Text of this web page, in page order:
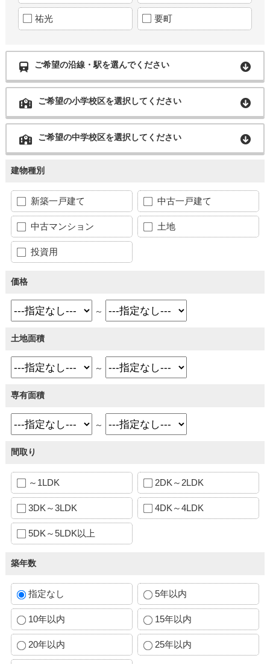
祐光 要町
ご希望の沿線・駅を選んでください
ご希望の小学校区を選択してください
ご希望の中学校区を選択してください
建物種別
新築一戸建て 中古一戸建て
中古マンション 土地
投資用
価格
～
土地面積
～
専有面積
～
間取り
～1LDK 2DK～2LDK
3DK～3LDK 4DK～4LDK
5DK～5LDK以上
築年数
指定なし 5年以内
10年以内 15年以内
20年以内 25年以内